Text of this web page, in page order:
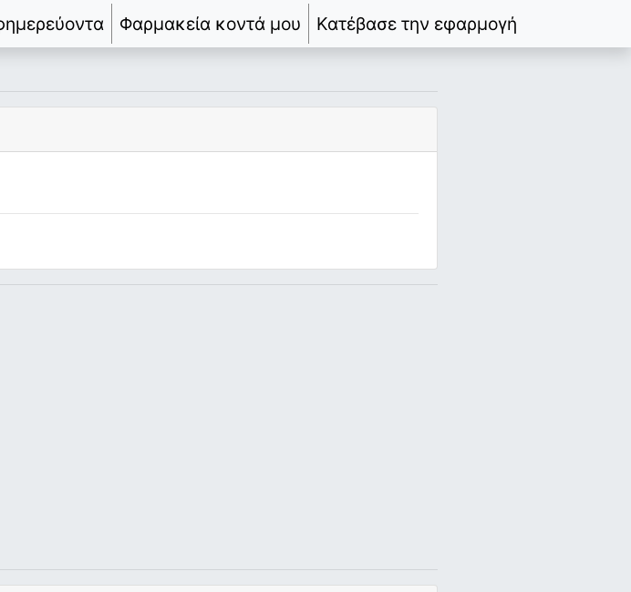
Φαρμακεία κοντά μου Κατέβασε την εφαρμογή